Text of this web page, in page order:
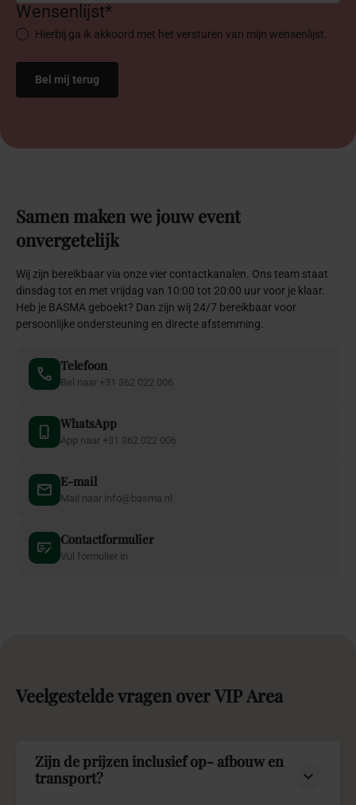
Wensenlijst*
Hierbij ga ik akkoord met het versturen van mijn wensenlijst.
Samen makenwejouw event
onvergetelijk
Wij zijn bereikbaar via onze vier contactkanalen. Ons team staat
dinsdag tot en met vrijdag van 10:00 tot 20:00 uur voor je klaar.
Heb je BASMA geboekt? Dan zijn wij 24/7 bereikbaar voor
persoonlijke ondersteuning en directe afstemming.
Telefoon
Bel naar +31 362 022 006
WhatsApp
App naar +31 362 022 006
E-mail
Mail naar info@basma.nl
Contactformulier
Vul formulier in
Veelgesteldevragen overVIPArea
Zijn de prijzen inclusief op- afbouw en
transport?